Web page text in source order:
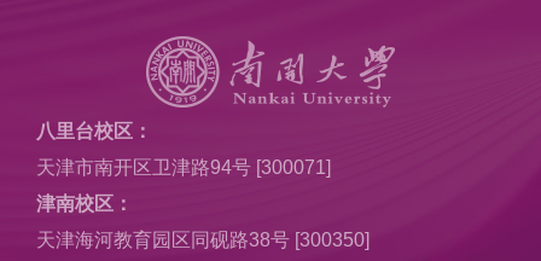
八里台校区：
天津市南开区卫津路94号 [300071]
津南校区：
天津海河教育园区同砚路38号 [300350]